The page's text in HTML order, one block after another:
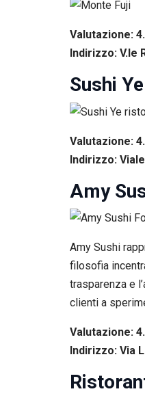
Valutazione:
Indirizzo: V.le
Sushi
Valutazione:
Indirizzo:
Amy
Amy Sushi
filosofia
trasparenza e
clienti a
Valutazione:
Indirizzo: Via